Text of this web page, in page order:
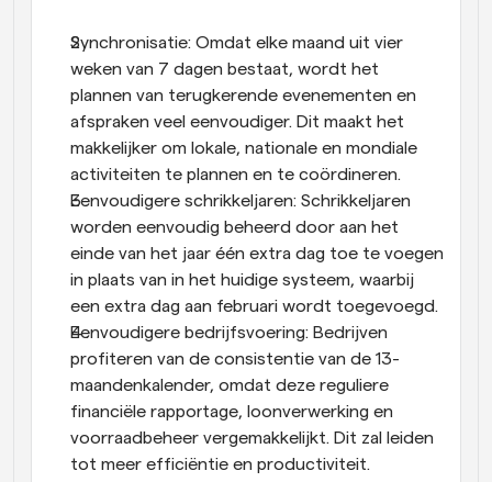
Synchronisatie: Omdat elke maand uit vier
weken van 7 dagen bestaat, wordt het
plannen van terugkerende evenementen en
afspraken veel eenvoudiger. Dit maakt het
makkelijker om lokale, nationale en mondiale
activiteiten te plannen en te coördineren.
Eenvoudigere schrikkeljaren: Schrikkeljaren
worden eenvoudig beheerd door aan het
einde van het jaar één extra dag toe te voegen
in plaats van in het huidige systeem, waarbij
een extra dag aan februari wordt toegevoegd.
Eenvoudigere bedrijfsvoering: Bedrijven
profiteren van de consistentie van de 13-
maandenkalender, omdat deze reguliere
financiële rapportage, loonverwerking en
voorraadbeheer vergemakkelijkt. Dit zal leiden
tot meer efficiëntie en productiviteit.